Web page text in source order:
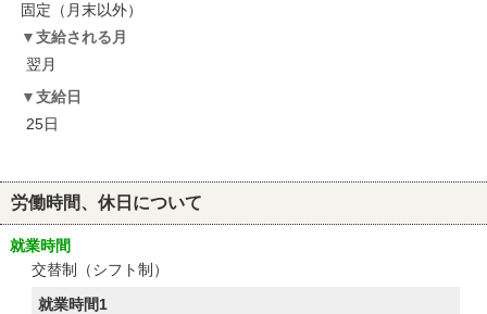
固定（月末以外）
支給される月
翌月
支給日
25日
労働時間、休日について
就業時間
交替制（シフト制）
就業時間1